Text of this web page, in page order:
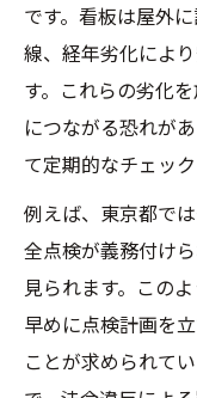
です。看板は屋外
線、経年劣化によ
す。これらの劣化
につながる恐れが
て定期的なチェッ
例えば、東京都で
全点検が義務付け
見られます。この
早めに点検計画を
ことが求められて